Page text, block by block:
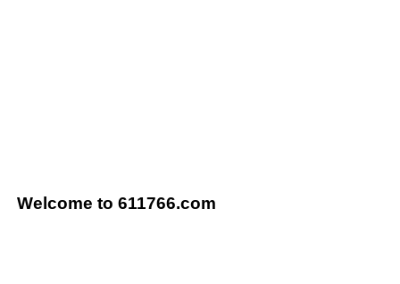
Welcome to 611766.com